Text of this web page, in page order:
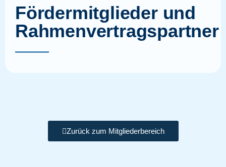
Fördermitglieder und
Rahmenvertragspartner
Zurück zum Mitgliederbereich